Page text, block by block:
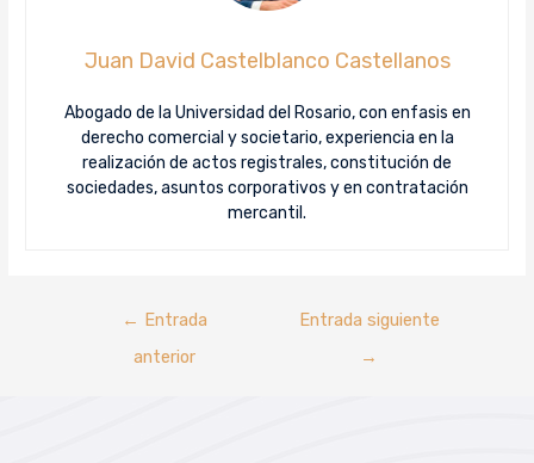
Juan David Castelblanco Castellanos
Abogado de la Universidad del Rosario, con enfasis en
derecho comercial y societario, experiencia en la
realización de actos registrales, constitución de
sociedades, asuntos corporativos y en contratación
mercantil.
← Entrada
anterior
Entrada siguiente
→